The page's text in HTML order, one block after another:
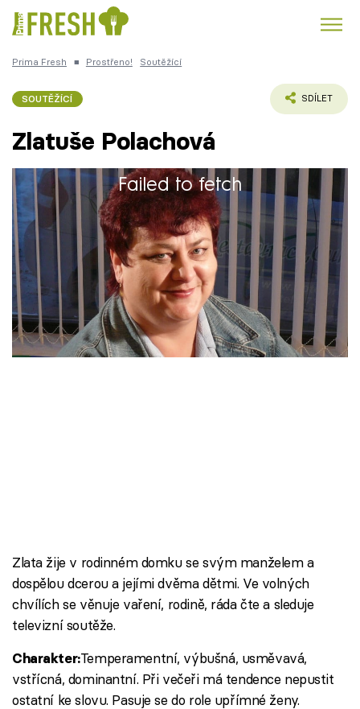
Česká kuchyně
Témata
Recepty
Články
TV Program
Přihlášení
Prima Fresh ■ Prostřeno! Soutěžící
SOUTĚŽÍCÍ SDÍLET
Zlatuše Polachová
Failed to fetch
Zlata je rodačka z Brušperku, malého, zhruba
třiapůltisícového městečka uprostřed
Severomoravského kraje, které se vyznačuje
tím, že jím prochází zemská osa.
Zlata žije v rodinném domku se svým manželem a
dospělou dcerou a jejími dvěma dětmi. Ve volných
chvílích se věnuje vaření, rodině, ráda čte a sleduje
televizní soutěže.
Charakter:Temperamentní, výbušná, usměvavá,
vstřícná, dominantní. Při večeři má tendence nepustit
ostatní ke slovu. Pasuje se do role upřímné ženy.